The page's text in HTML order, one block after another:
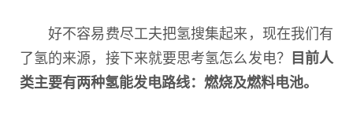
好不容易费尽工夫把氢搜集起来，现在我们有
了氢的来源，接下来就要思考氢怎么发电？ 目前人
类主要有两种氢能发电路线：燃烧及燃料电池。